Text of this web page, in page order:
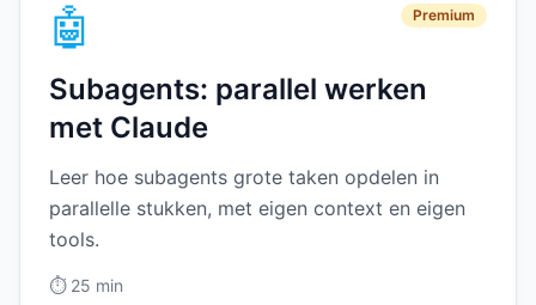
🤖 Premium
Subagents: parallel werken
met Claude
Leer hoe subagents grote taken opdelen in
parallelle stukken, met eigen context en eigen
tools.
⏱️ 25 min